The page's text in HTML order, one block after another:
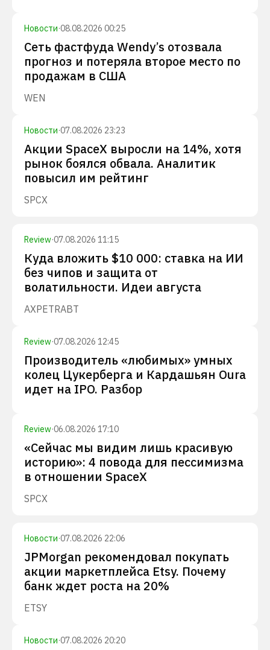
Новости·08.08.2026 00:25
Сеть фастфуда Wendy’s отозвала
прогноз и потеряла второе место по
продажам в США
WEN
Новости·07.08.2026 23:23
Акции SpaceX выросли на 14%, хотя
рынок боялся обвала. Аналитик
повысил им рейтинг
SPCX
Review·07.08.2026 11:15
Куда вложить $10 000: ставка на ИИ
без чипов и защита от
волатильности. Идеи августа
AXPETRABT
Review·07.08.2026 12:45
Производитель «любимых» умных
колец Цукерберга и Кардашьян Oura
идет на IPO. Разбор
Review·06.08.2026 17:10
«Сейчас мы видим лишь красивую
историю»: 4 повода для пессимизма
в отношении SpaceX
SPCX
Новости·07.08.2026 22:06
JPMorgan рекомендовал покупать
акции маркетплейса Etsy. Почему
банк ждет роста на 20%
ETSY
Новости·07.08.2026 20:20